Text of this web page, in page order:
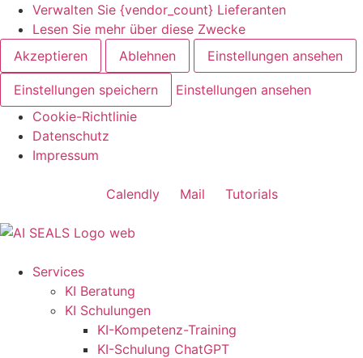
Verwalten Sie {vendor_count} Lieferanten
Lesen Sie mehr über diese Zwecke
Akzeptieren
Ablehnen Einstellungen ansehen
Einstellungen speichern
Einstellungen ansehen
Cookie-Richtlinie
Datenschutz
Impressum
Calendly Mail Tutorials
Services
KI Beratung
KI Schulungen
KI-Kompetenz-Training
KI-Schulung ChatGPT